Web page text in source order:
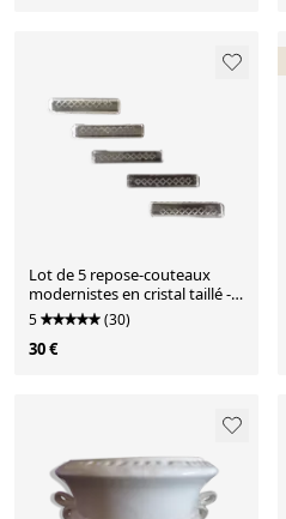
Lot de 5 repose-couteaux
modernistes en cristal taillé -
Années 1950/1960
5 (30)
30 €